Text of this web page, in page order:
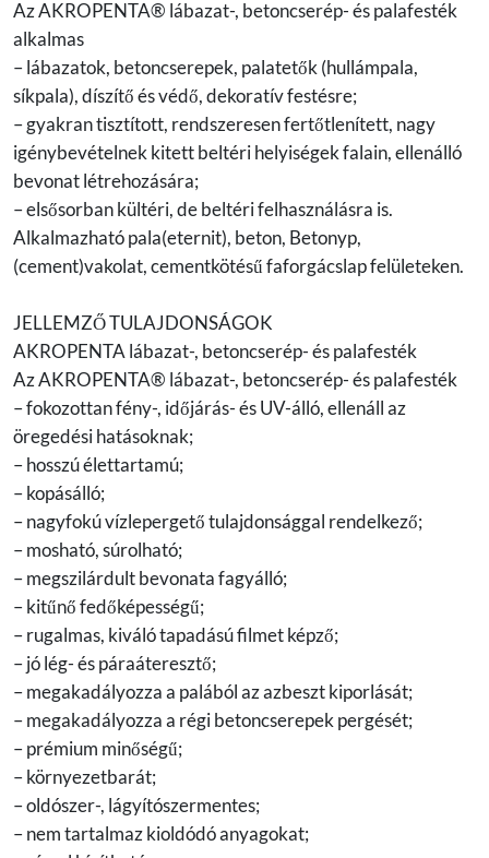
Az AKROPENTA® lábazat-, betoncserép- és palafesték
alkalmas
– lábazatok, betoncserepek, palatetők (hullámpala,
síkpala), díszítő és védő, dekoratív festésre;
– gyakran tisztított, rendszeresen fertőtlenített, nagy
igénybevételnek kitett beltéri helyiségek falain, ellenálló
bevonat létrehozására;
– elsősorban kültéri, de beltéri felhasználásra is.
Alkalmazható pala(eternit), beton, Betonyp,
(cement)vakolat, cementkötésű faforgácslap felületeken.
JELLEMZŐ TULAJDONSÁGOK
AKROPENTA lábazat-, betoncserép- és palafesték
Az AKROPENTA® lábazat-, betoncserép- és palafesték
– fokozottan fény-, időjárás- és UV-álló, ellenáll az
öregedési hatásoknak;
– hosszú élettartamú;
– kopásálló;
– nagyfokú vízlepergető tulajdonsággal rendelkező;
– mosható, súrolható;
– megszilárdult bevonata fagyálló;
– kitűnő fedőképességű;
– rugalmas, kiváló tapadású filmet képző;
– jó lég- és páraáteresztő;
– megakadályozza a palából az azbeszt kiporlását;
– megakadályozza a régi betoncserepek pergését;
– prémium minőségű;
– környezetbarát;
– oldószer-, lágyítószermentes;
– nem tartalmaz kioldódó anyagokat;